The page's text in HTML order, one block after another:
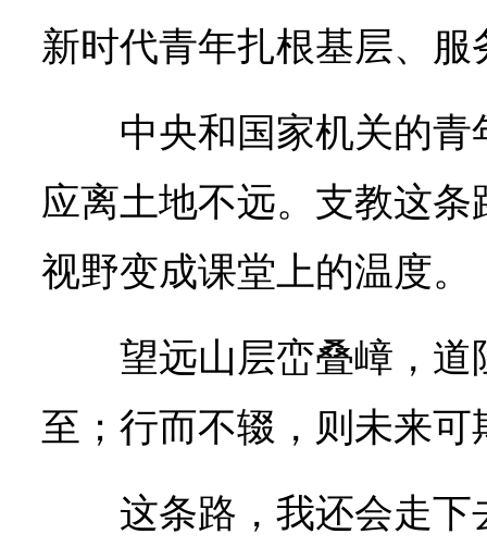
新时代青年扎根基层、
中央和国家机关的
应离土地不远。支教这
视野变成课堂上的温度。
望远山层峦叠嶂，
至；行而不辍，则未来可
这条路，我还会走